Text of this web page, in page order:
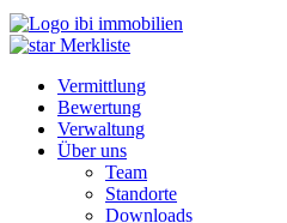
Merkliste
Vermittlung
Bewertung
Verwaltung
Über uns
Team
Standorte
Downloads